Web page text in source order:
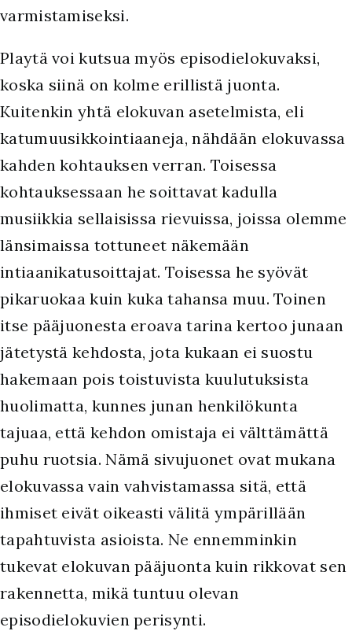
varmistamiseksi.
Playtä voi kutsua myös episodielokuvaksi,
koska siinä on kolme erillistä juonta.
Kuitenkin yhtä elokuvan asetelmista, eli
katumuusikkointiaaneja, nähdään elokuvassa
kahden kohtauksen verran. Toisessa
kohtauksessaan he soittavat kadulla
musiikkia sellaisissa rievuissa, joissa olemme
länsimaissa tottuneet näkemään
intiaanikatusoittajat. Toisessa he syövät
pikaruokaa kuin kuka tahansa muu. Toinen
itse pääjuonesta eroava tarina kertoo junaan
jätetystä kehdosta, jota kukaan ei suostu
hakemaan pois toistuvista kuulutuksista
huolimatta, kunnes junan henkilökunta
tajuaa, että kehdon omistaja ei välttämättä
puhu ruotsia. Nämä sivujuonet ovat mukana
elokuvassa vain vahvistamassa sitä, että
ihmiset eivät oikeasti välitä ympärillään
tapahtuvista asioista. Ne ennemminkin
tukevat elokuvan pääjuonta kuin rikkovat sen
rakennetta, mikä tuntuu olevan
episodielokuvien perisynti.